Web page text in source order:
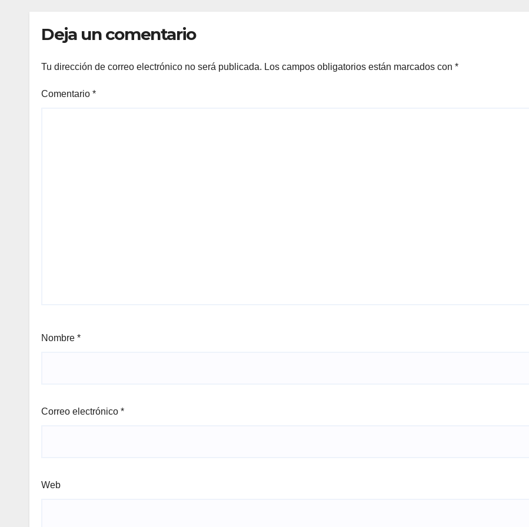
Deja un comentario
Tu dirección de correo electrónico no será publicada. Los campos obligatorios están marcados con *
Comentario *
Nombre *
Correo electrónico *
Web